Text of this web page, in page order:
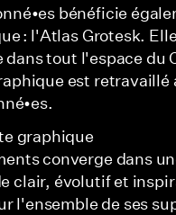
bénéficie
: l'Atlas Grotesk.
tout l'espace du
est
graphique
converge dans
clair, évolutif et
l'ensemble de ses